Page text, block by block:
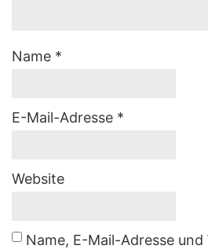
Name *
E-Mail-Adresse *
Website
Name, E-Mail-Adresse und